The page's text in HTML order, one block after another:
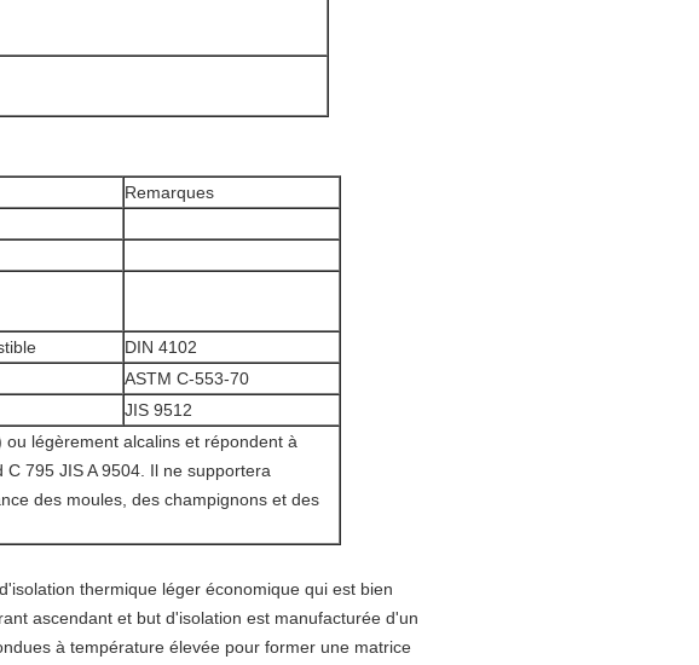
Remarques
DIN 4102
ASTM C-553-70
JIS 9512
légèrement alcalins et répondent à
795 JIS A 9504. Il ne supportera
des moules, des champignons et des
thermique léger économique qui est bien
ascendant et but d'isolation est manufacturée d'un
à température élevée pour former une matrice